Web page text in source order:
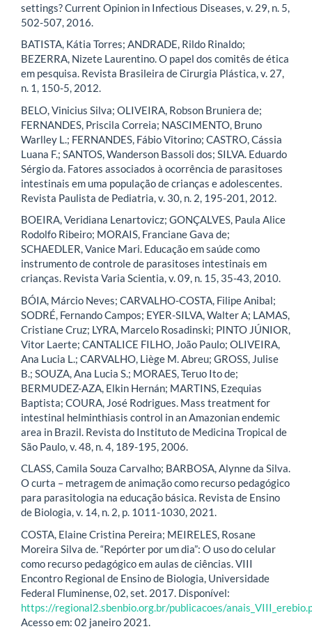
settings? Current Opinion in Infectious Diseases, v. 29, n. 5,
502-507, 2016.
BATISTA, Kátia Torres; ANDRADE, Rildo Rinaldo;
BEZERRA, Nizete Laurentino. O papel dos comitês de ética
em pesquisa. Revista Brasileira de Cirurgia Plástica, v. 27,
n. 1, 150-5, 2012.
BELO, Vinicius Silva; OLIVEIRA, Robson Bruniera de;
FERNANDES, Priscila Correia; NASCIMENTO, Bruno
Warlley L.; FERNANDES, Fábio Vitorino; CASTRO, Cássia
Luana F.; SANTOS, Wanderson Bassoli dos; SILVA. Eduardo
Sérgio da. Fatores associados à ocorrência de parasitoses
intestinais em uma população de crianças e adolescentes.
Revista Paulista de Pediatria, v. 30, n. 2, 195-201, 2012.
BOEIRA, Veridiana Lenartovicz; GONÇALVES, Paula Alice
Rodolfo Ribeiro; MORAIS, Franciane Gava de;
SCHAEDLER, Vanice Mari. Educação em saúde como
instrumento de controle de parasitoses intestinais em
crianças. Revista Varia Scientia, v. 09, n. 15, 35-43, 2010.
BÓIA, Márcio Neves; CARVALHO-COSTA, Filipe Anibal;
SODRÉ, Fernando Campos; EYER-SILVA, Walter A; LAMAS,
Cristiane Cruz; LYRA, Marcelo Rosadinski; PINTO JÚNIOR,
Vitor Laerte; CANTALICE FILHO, João Paulo; OLIVEIRA,
Ana Lucia L.; CARVALHO, Liège M. Abreu; GROSS, Julise
B.; SOUZA, Ana Lucia S.; MORAES, Teruo Ito de;
BERMUDEZ-AZA, Elkin Hernán; MARTINS, Ezequias
Baptista; COURA, José Rodrigues. Mass treatment for
intestinal helminthiasis control in an Amazonian endemic
area in Brazil. Revista do Instituto de Medicina Tropical de
São Paulo, v. 48, n. 4, 189-195, 2006.
CLASS, Camila Souza Carvalho; BARBOSA, Alynne da Silva.
O curta – metragem de animação como recurso pedagógico
para parasitologia na educação básica. Revista de Ensino
de Biologia, v. 14, n. 2, p. 1011-1030, 2021.
COSTA, Elaine Cristina Pereira; MEIRELES, Rosane
Moreira Silva de. “Repórter por um dia”: O uso do celular
como recurso pedagógico em aulas de ciências. VIII
Encontro Regional de Ensino de Biologia, Universidade
Federal Fluminense, 02, set. 2017. Disponível:
https://regional2.sbenbio.org.br/publicacoes/
Acesso em: 02 janeiro 2021.